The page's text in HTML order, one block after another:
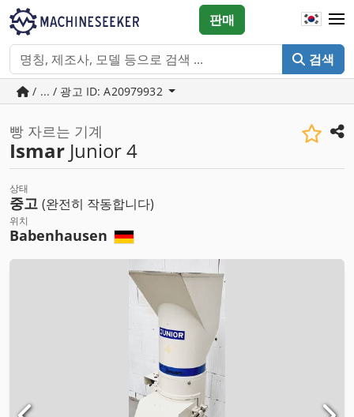
검색
판매
/ ... / 광고 ID: A20979932
빵 자르는 기계
Ismar Junior 4
상태
중고 (완전히 작동합니다)
위치
Babenhausen